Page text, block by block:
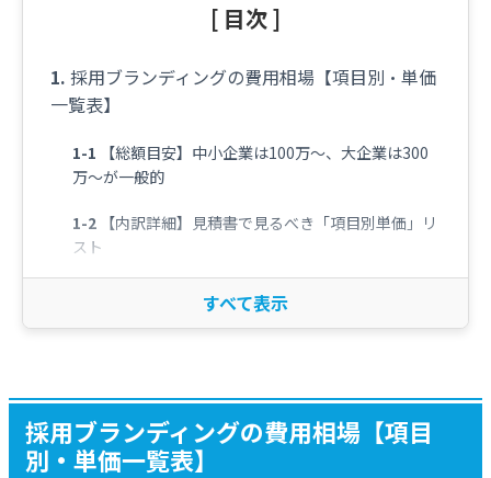
[ 目次 ]
採用ブランディングの費用相場【項目別・単価
一覧表】
【総額目安】中小企業は100万〜、大企業は300
万〜が一般的
【内訳詳細】見積書で見るべき「項目別単価」リ
スト
【依頼先別】コンサル vs 制作会社 vs 広告代理店
界」
予算100万円以下（ライトプラン）：部分改修・
ツール導入
採用ブランディングの費用相場【項目
別・単価一覧表】